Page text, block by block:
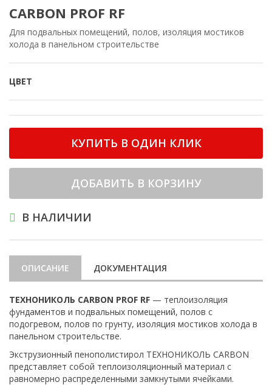
CARBON PROF RF
Для подвальных помещений, полов, изоляция мостиков
холода в панельном строительстве
ЦВЕТ
КУПИТЬ В ОДИН КЛИК
ДОБАВИТЬ В КОРЗИНУ
В НАЛИЧИИ
ОПИСАНИЕ ДОКУМЕНТАЦИЯ
ТЕХНОНИКОЛЬ CARBON PROF RF — теплоизоляция
фундаментов и подвальных помещений, полов с
подогревом, полов по грунту, изоляция мостиков холода в
панельном строительстве.
Экструзионный пенополистирол ТЕХНОНИКОЛЬ CARBON
представляет собой теплоизоляционный материал с
равномерно распределенными замкнутыми ячейками.